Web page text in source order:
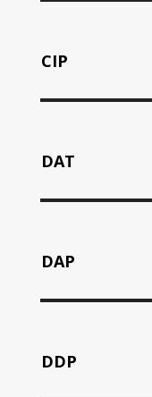
CIP
DAT
DAP
DDP